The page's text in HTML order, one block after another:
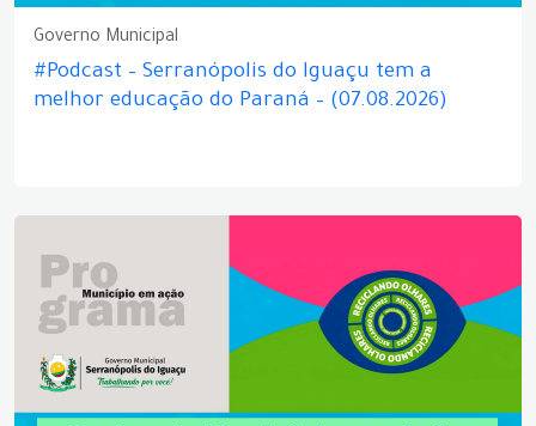
Governo Municipal
#Podcast – Serranópolis do Iguaçu tem a
melhor educação do Paraná – (07.08.2026)